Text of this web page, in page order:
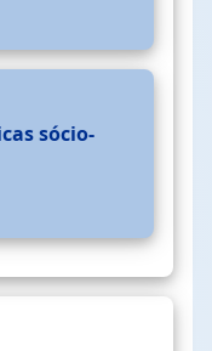
sócio-